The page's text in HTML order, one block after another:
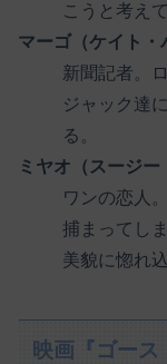
こうと考え
マーゴ（ケイト・
新聞記者。
ジャック達
る。
ミヤオ（スージー
ワンの恋人
捕まってし
美貌に惚れ込
映画『ゴース